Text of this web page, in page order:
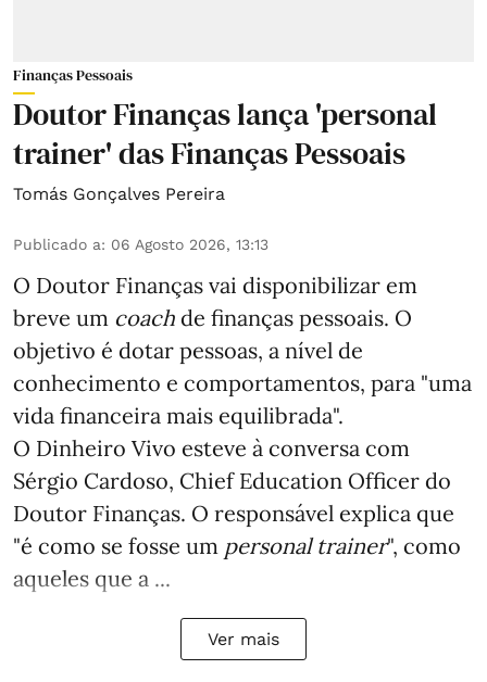
Finanças Pessoais
Doutor Finanças lança 'personal
trainer' das Finanças Pessoais
Tomás Gonçalves Pereira
Publicado a: 06 Agosto 2026, 13:13
O Doutor Finanças vai disponibilizar em
breve um coach de finanças pessoais. O
objetivo é dotar pessoas, a nível de
conhecimento e comportamentos, para "uma
vida financeira mais equilibrada".
O Dinheiro Vivo esteve à conversa com
Sérgio Cardoso, Chief Education Officer do
Doutor Finanças. O responsável explica que
"é como se fosse um personal trainer", como
aqueles que a ...
Ver mais